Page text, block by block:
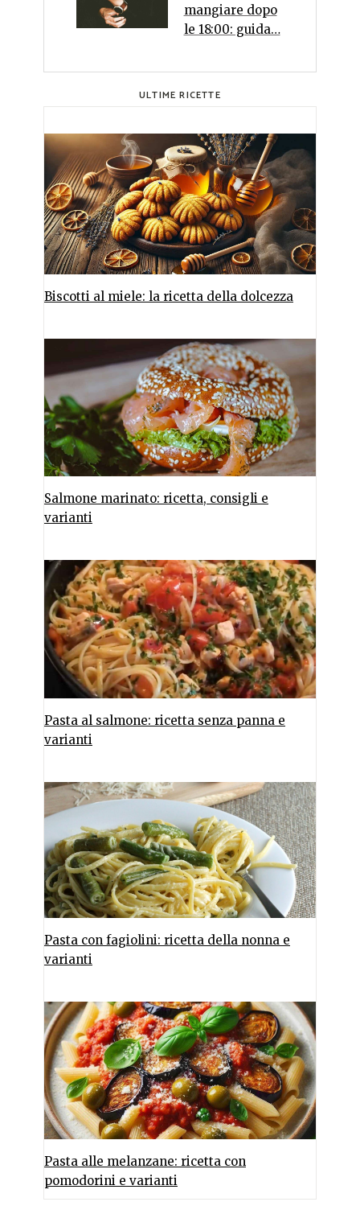
mangiare dopo
le 18:00: guida…
ULTIME RICETTE
Biscotti al miele: la ricetta della dolcezza
Salmone marinato: ricetta, consigli e
varianti
Pasta al salmone: ricetta senza panna e
varianti
Pasta con fagiolini: ricetta della nonna e
varianti
Pasta alle melanzane: ricetta con
pomodorini e varianti